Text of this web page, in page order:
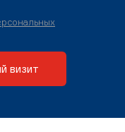
визит